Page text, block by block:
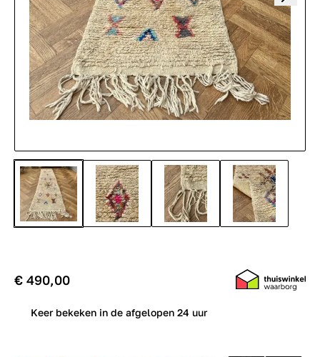
€ 490,00
Keer bekeken in de afgelopen 24 uur